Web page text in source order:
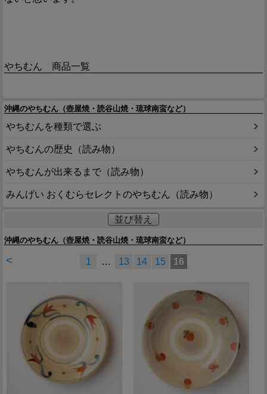
やちむん 商品一覧
沖縄のやちむん（壺屋焼・読谷山焼・琉球南蛮など）
やちむんを種類で選ぶ
やちむんの歴史（読み物）
やちむんが出来るまで（読み物）
みんげい おくむらセレクトのやちむん（読み物）
並び替え
沖縄のやちむん（壺屋焼・読谷山焼・琉球南蛮など）
< 1 … 13 14 15 16